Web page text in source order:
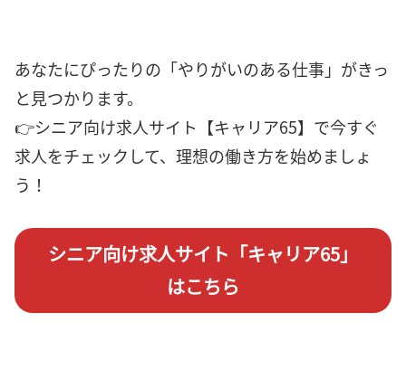
あなたにぴったりの「やりがいのある仕事」がきっ
と見つかります。
👉シニア向け求人サイト【キャリア65】で今すぐ
求人をチェックして、理想の働き方を始めましょ
う！
シニア向け求人サイト「キャリア65」
はこちら